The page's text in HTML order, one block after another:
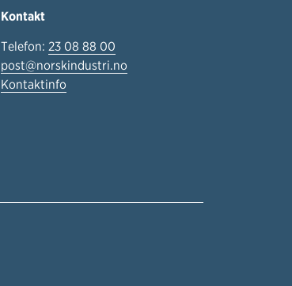
Kontakt
Telefon: 23 08 88 00
post@norskindustri.no
Kontaktinfo